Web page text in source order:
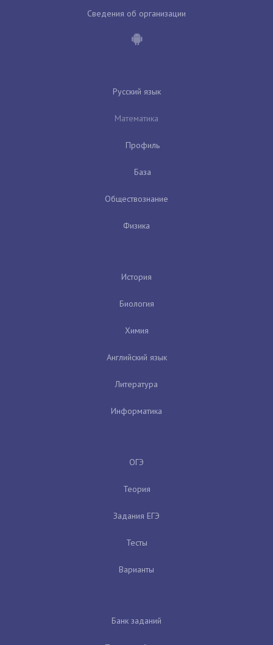
Сведения об организации
Русский язык
Математика
Профиль
База
Обществознание
Физика
История
Биология
Химия
Английский язык
Литература
Информатика
ОГЭ
Теория
Задания ЕГЭ
Тесты
Варианты
Банк заданий